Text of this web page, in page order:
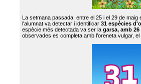
La setmana passada, entre el 25 i el 29 de
l'alumnat va detectar i identificar 31 espècies
espècie més detectada va ser la garsa, amb
observades es completa amb l’oreneta vulgar,